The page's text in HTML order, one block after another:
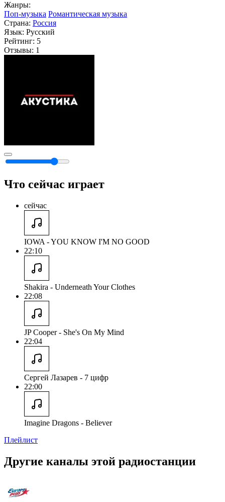
Жанры:
Поп-музыка Романтическая музыка
Страна: Россия
Язык: Русский
Рейтинг: 5
Отзывы: 1
Что сейчас играет
сейчас
IOWA - YOU KNOW I'M NO GOOD
22:10
Shakira - Underneath Your Clothes
22:08
JP Cooper - She's On My Mind
22:04
Сергей Лазарев - 7 цифр
22:00
Imagine Dragons - Believer
Плейлист
Другие каналы этой радиостанции